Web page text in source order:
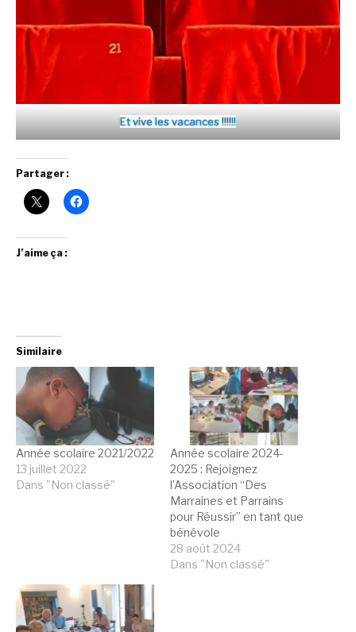
Et vive les vacances !!!!!!
Partager :
J’aime ça :
Similaire
Année scolaire 2021/2022
13 juillet 2022
Dans "Non classé"
Année scolaire 2024-
2025 : Rejoignez
l’Association “Des
Marraines et Parrains
pour Réussir” en tant que
bénévole
28 août 2024
Dans "Non classé"